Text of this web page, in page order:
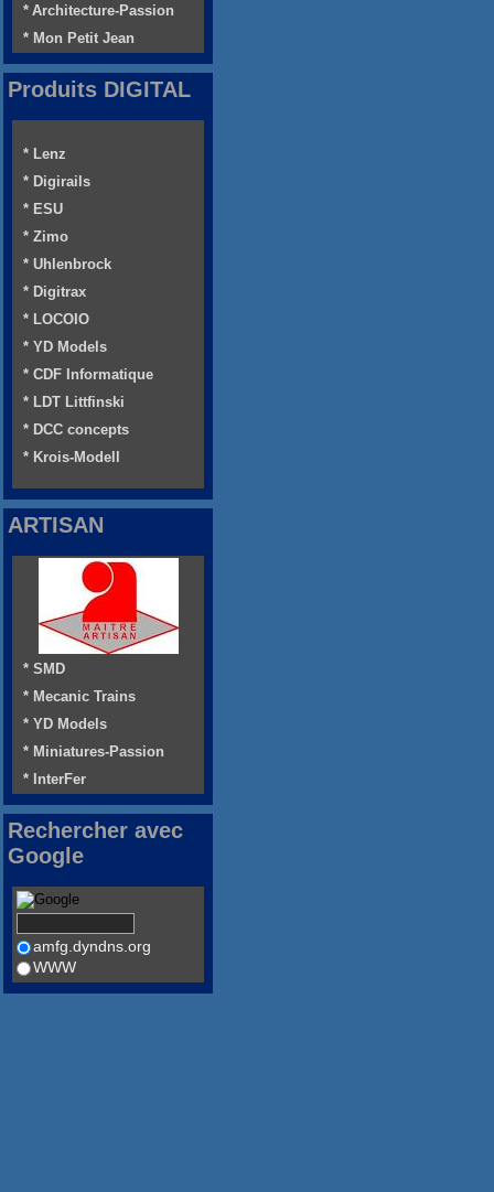
* Architecture-Passion
* Mon Petit Jean
Produits DIGITAL
* Lenz
* Digirails
* ESU
* Zimo
* Uhlenbrock
* Digitrax
* LOCOIO
* YD Models
* CDF Informatique
* LDT Littfinski
* DCC concepts
* Krois-Modell
ARTISAN
* SMD
* Mecanic Trains
* YD Models
* Miniatures-Passion
* InterFer
Rechercher avec
Google
amfg.dyndns.org
WWW